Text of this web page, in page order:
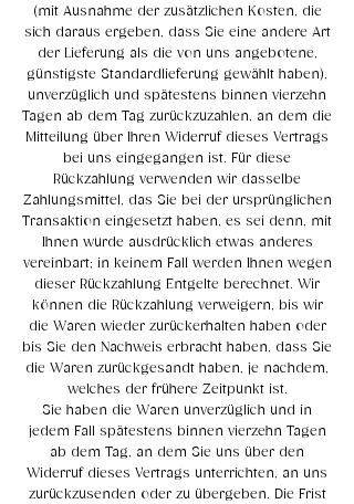
(mit Ausnahme der zusätzlichen Kosten, die
sich daraus ergeben, dass Sie eine andere Art
der Lieferung als die von uns angebotene,
günstigste Standardlieferung gewählt haben),
unverzüglich und spätestens binnen vierzehn
Tagen ab dem Tag zurückzuzahlen, an dem die
Mitteilung über Ihren Widerruf dieses Vertrags
bei uns eingegangen ist. Für diese
Rückzahlung verwenden wir dasselbe
Zahlungsmittel, das Sie bei der ursprünglichen
Transaktion eingesetzt haben, es sei denn, mit
Ihnen wurde ausdrücklich etwas anderes
vereinbart; in keinem Fall werden Ihnen wegen
dieser Rückzahlung Entgelte berechnet. Wir
können die Rückzahlung verweigern, bis wir
die Waren wieder zurückerhalten haben oder
bis Sie den Nachweis erbracht haben, dass Sie
die Waren zurückgesandt haben, je nachdem,
welches der frühere Zeitpunkt ist.
Sie haben die Waren unverzüglich und in
jedem Fall spätestens binnen vierzehn Tagen
ab dem Tag, an dem Sie uns über den
Widerruf dieses Vertrags unterrichten, an uns
zurückzusenden oder zu übergeben. Die Frist